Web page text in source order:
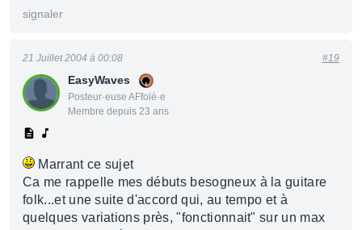
signaler
EasyWaves
Posteur·euse AFfolé·e
Membre depuis 23 ans
21 Juillet 2004 à 00:08 #19
Marrant ce sujet
Ca me rappelle mes débuts besogneux à la guitare
folk...et une suite d'accord qui, au tempo et à
quelques variations près, "fonctionnait" sur un max